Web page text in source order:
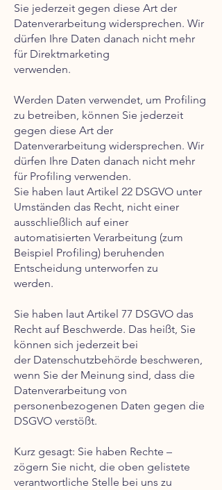
Sie jederzeit gegen diese Art der
Datenverarbeitung widersprechen. Wir
dürfen Ihre Daten danach nicht mehr
für Direktmarketing
verwenden.
Werden Daten verwendet, um Profiling
zu betreiben, können Sie jederzeit
gegen diese Art der
Datenverarbeitung widersprechen. Wir
dürfen Ihre Daten danach nicht mehr
für Profiling verwenden.
Sie haben laut Artikel 22 DSGVO unter
Umständen das Recht, nicht einer
ausschließlich auf einer
automatisierten Verarbeitung (zum
Beispiel Profiling) beruhenden
Entscheidung unterworfen zu
werden.
Sie haben laut Artikel 77 DSGVO das
Recht auf Beschwerde. Das heißt, Sie
können sich jederzeit bei
der Datenschutzbehörde beschweren,
wenn Sie der Meinung sind, dass die
Datenverarbeitung von
personenbezogenen Daten gegen die
DSGVO verstößt.
Kurz gesagt: Sie haben Rechte –
zögern Sie nicht, die oben gelistete
verantwortliche Stelle bei uns zu